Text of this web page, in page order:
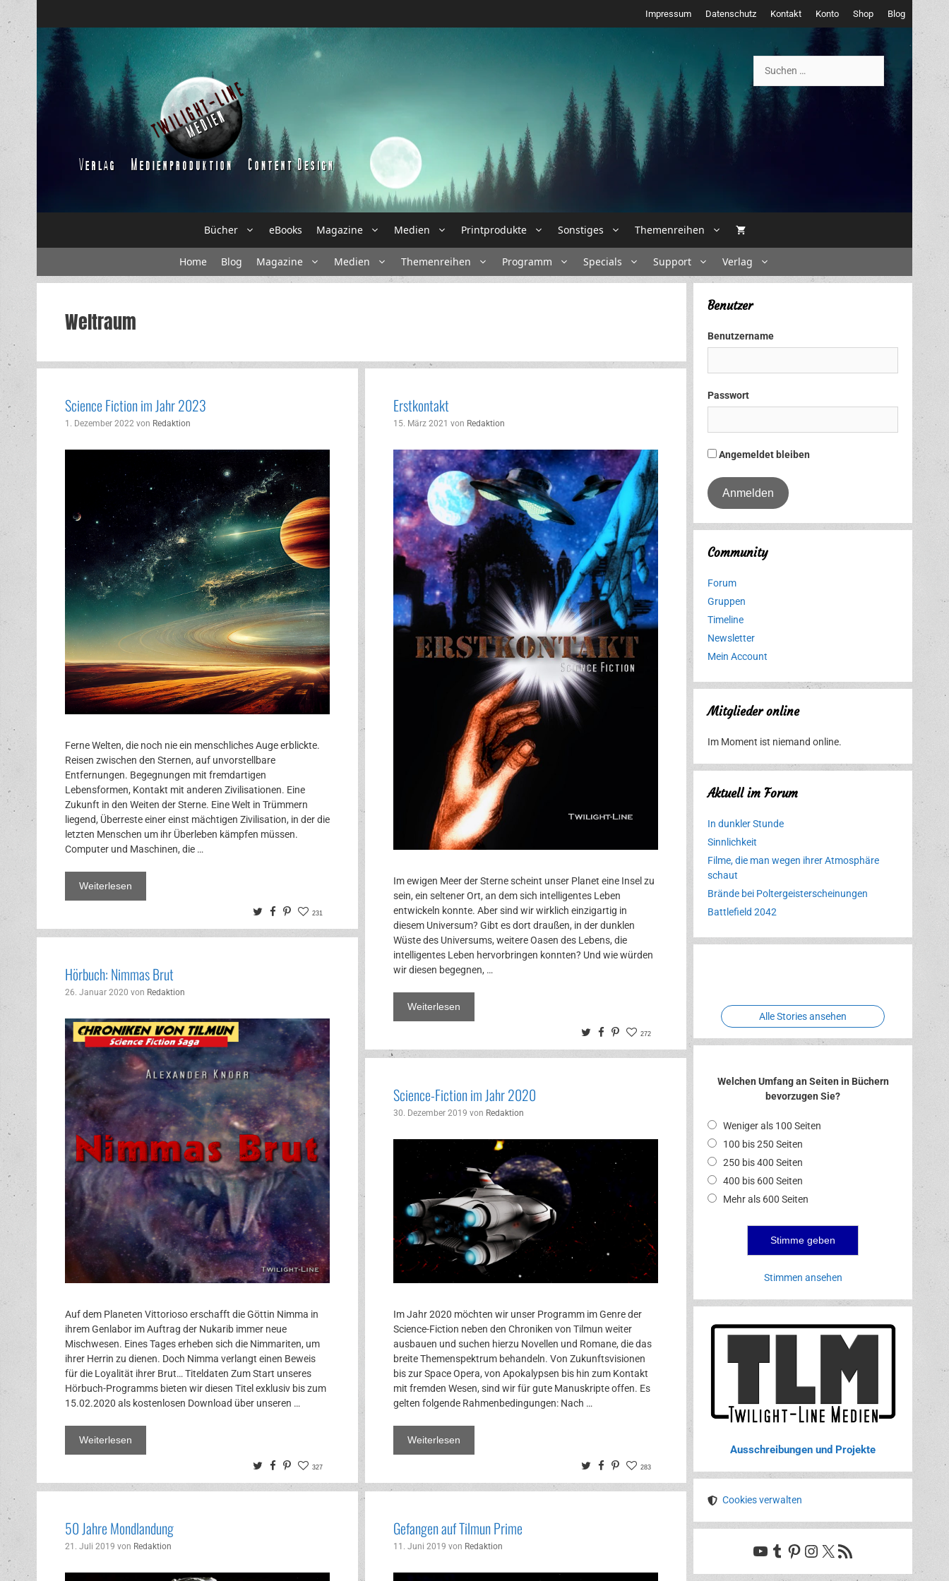
Inhalt
springen
Impressum Datenschutz Kontakt Konto Shop Blog
nach:
Bücher eBooks Magazine Medien Printprodukte Sonstiges Themenreihen
Home Blog Magazine Medien Themenreihen Programm Specials Support Verlag
Weltraum
Science Fiction im Jahr 2023
1. Dezember 2022 von Redaktion
Ferne Welten, die noch nie ein menschliches Auge erblickte.
Reisen zwischen den Sternen, auf unvorstellbare
Entfernungen. Begegnungen mit fremdartigen
Lebensformen, Kontakt mit anderen Zivilisationen. Eine
Zukunft in den Weiten der Sterne. Eine Welt in Trümmern
liegend, Überreste einer einst mächtigen Zivilisation, in der die
letzten Menschen um ihr Überleben kämpfen müssen.
Computer und Maschinen, die …
Weiterlesen
TwitterFacebook
Pinterest
231
Erstkontakt
15. März 2021 von Redaktion
Im ewigen Meer der Sterne scheint unser Planet eine Insel zu
sein, ein seltener Ort, an dem sich intelligentes Leben
entwickeln konnte. Aber sind wir wirklich einzigartig in
diesem Universum? Gibt es dort draußen, in der dunklen
Wüste des Universums, weitere Oasen des Lebens, die
intelligentes Leben hervorbringen konnten? Und wie würden
wir diesen begegnen, …
Weiterlesen
TwitterFacebook
Pinterest
272
Hörbuch: Nimmas Brut
26. Januar 2020 von Redaktion
Auf dem Planeten Vittorioso erschafft die Göttin Nimma in
ihrem Genlabor im Auftrag der Nukarib immer neue
Mischwesen. Eines Tages erheben sich die Nimmariten, um
ihrer Herrin zu dienen. Doch Nimma verlangt einen Beweis
für die Loyalität ihrer Brut… Titeldaten Zum Start unseres
Hörbuch-Programms bieten wir diesen Titel exklusiv bis zum
15.02.2020 als kostenlosen Download über unseren …
Weiterlesen
TwitterFacebook
Pinterest
327
Science-Fiction im Jahr 2020
30. Dezember 2019 von Redaktion
Im Jahr 2020 möchten wir unser Programm im Genre der
Science-Fiction neben den Chroniken von Tilmun weiter
ausbauen und suchen hierzu Novellen und Romane, die das
breite Themenspektrum behandeln. Von Zukunftsvisionen
bis zur Space Opera, von Apokalypsen bis hin zum Kontakt
mit fremden Wesen, sind wir für gute Manuskripte offen. Es
gelten folgende Rahmenbedingungen: Nach …
Weiterlesen
TwitterFacebook
Pinterest
283
50 Jahre Mondlandung
21. Juli 2019 von Redaktion
Gefangen auf Tilmun Prime
11. Juni 2019 von Redaktion
Benutzer
Benutzername
Passwort
Angemeldet bleiben
Community
Forum
Gruppen
Timeline
Newsletter
Mein Account
Mitglieder online
Im Moment ist niemand online.
Aktuell im Forum
In dunkler Stunde
Sinnlichkeit
Filme, die man wegen ihrer Atmosphäre
schaut
Brände bei Poltergeisterscheinungen
Battlefield 2042
Erlebnispark
Verbotene
Alle Stories ansehen
Welchen Umfang an Seiten in Büchern
bevorzugen Sie?
Weniger als 100 Seiten
100 bis 250 Seiten
250 bis 400 Seiten
400 bis 600 Seiten
Mehr als 600 Seiten
Stimmen ansehen
Ausschreibungen und Projekte
Cookies verwalten
YouTube
Tumblr
Pinterest
Instagram
X RSS-Feed